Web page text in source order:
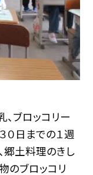
ブロッコリー
０日までの１週
郷土料理のきし
のブロッコリ